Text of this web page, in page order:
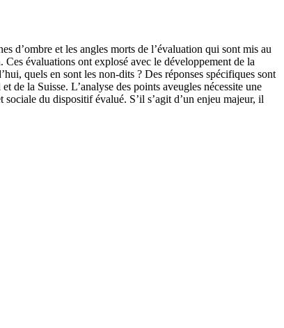
d’ombre et les angles morts de l’évaluation qui sont mis au
évaluations ont explosé avec le développement de la
quels en sont les non-dits ? Des réponses spécifiques sont
de la Suisse. L’analyse des points aveugles nécessite une
du dispositif évalué. S’il s’agit d’un enjeu majeur, il